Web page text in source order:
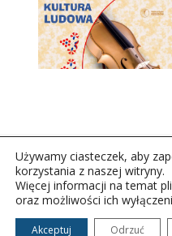
Copyright © 2026Polskie
Wszelkie prawa zastrzeżone.
Używamy ciasteczek, aby
korzystania z naszej witryny.
Więcej informacji na temat
oraz możliwości ich
Akceptuj Odrzuć